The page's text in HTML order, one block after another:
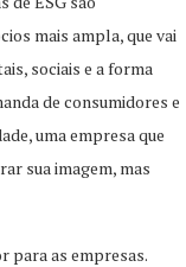
mais ampla, que vai
sociais e a forma
de consumidores e
uma empresa que
sua imagem, mas
para as empresas.